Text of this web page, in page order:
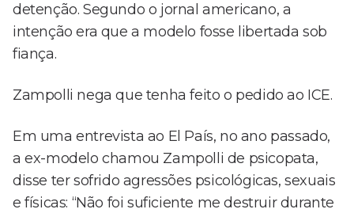
detenção. Segundo o jornal americano, a
intenção era que a modelo fosse libertada sob
fiança.
Zampolli nega que tenha feito o pedido ao ICE.
Em uma entrevista ao El País, no ano passado,
a ex-modelo chamou Zampolli de psicopata,
disse ter sofrido agressões psicológicas, sexuais
e físicas: “Não foi suficiente me destruir durante